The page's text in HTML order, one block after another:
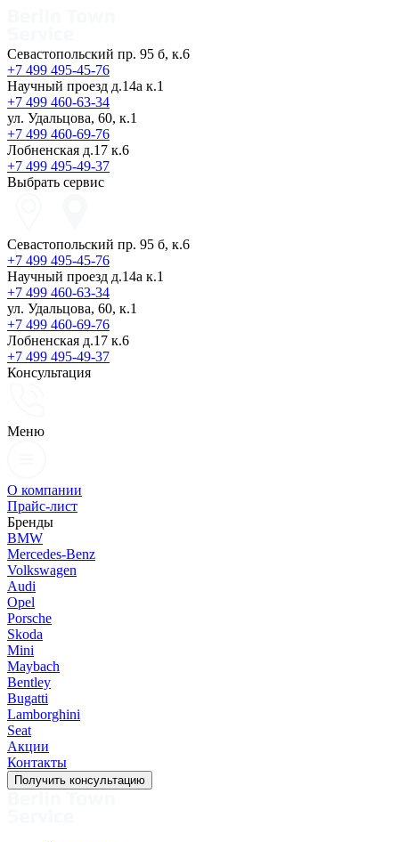
Севастопольский пр. 95 б, к.6
+7 499 495-45-76
Научный проезд д.14а к.1
+7 499 460-63-34
ул. Удальцова, 60, к.1
+7 499 460-69-76
Лобненская д.17 к.6
+7 499 495-49-37
Выбрать сервис
Севастопольский пр. 95 б, к.6
+7 499 495-45-76
Научный проезд д.14а к.1
+7 499 460-63-34
ул. Удальцова, 60, к.1
+7 499 460-69-76
Лобненская д.17 к.6
+7 499 495-49-37
Консультация
Меню
О компании
Прайс-лист
Бренды
BMW
Mercedes-Benz
Volkswagen
Audi
Opel
Porsche
Skoda
Mini
Maybach
Bentley
Bugatti
Lamborghini
Seat
Акции
Контакты
Получить консультацию